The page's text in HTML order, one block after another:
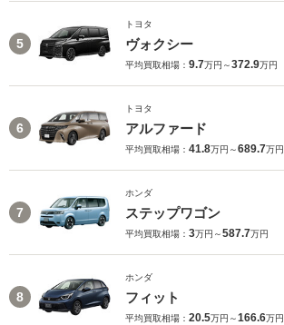
5
トヨタ
ヴォクシー
平均買取相場： 9.7万円～372.9万円
6
トヨタ
アルファード
平均買取相場： 41.8万円～689.7万円
7
ホンダ
ステップワゴン
平均買取相場： 3万円～587.7万円
8
ホンダ
フィット
平均買取相場： 20.5万円～166.6万円